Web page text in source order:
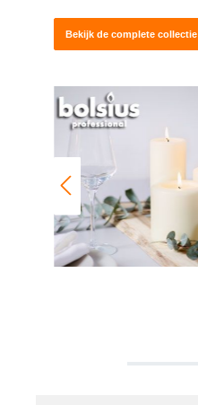
Bekijk de complete collectie